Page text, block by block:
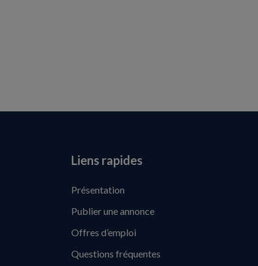
Liens rapides
Présentation
Publier une annonce
Offres d’emploi
Questions fréquentes